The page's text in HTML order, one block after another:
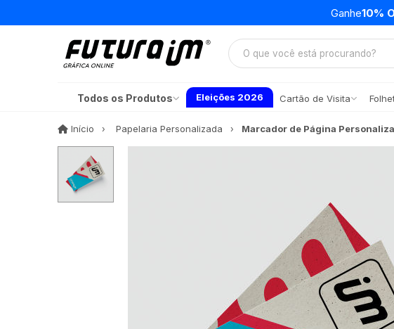
Ganhe10%
Todos os Produtos Eleições 2026 Cartão de Visita
Início InícioPapelaria Personalizada Marcador de Página